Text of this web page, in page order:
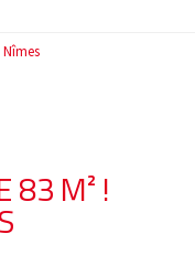
83 M² !